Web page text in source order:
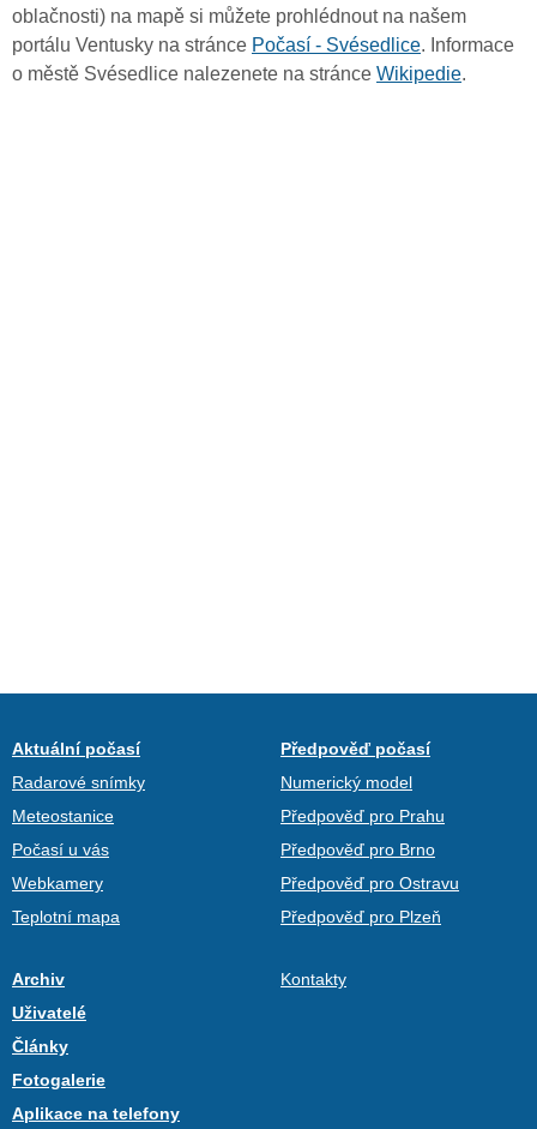
oblačnosti) na mapě si můžete prohlédnout na našem
portálu Ventusky na stránce Počasí - Svésedlice. Informace
o městě Svésedlice nalezenete na stránce Wikipedie.
Aktuální počasí
Radarové snímky
Meteostanice
Počasí u vás
Webkamery
Teplotní mapa
Předpověď počasí
Numerický model
Předpověď pro Prahu
Předpověď pro Brno
Předpověď pro Ostravu
Předpověď pro Plzeň
Archiv
Uživatelé
Články
Fotogalerie
Aplikace na telefony
Kontakty